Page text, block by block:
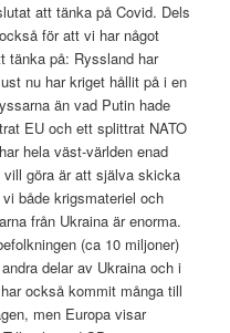
att tänka på Covid. Dels
för att vi har något
tänka på: Ryssland har
nu har kriget hållit på i en
än vad Putin hade
EU och ett splittrat NATO
hela väst-världen enad
göra är att själva skicka
både krigsmateriel och
från Ukraina är enorma.
(ca 10 miljoner)
delar av Ukraina och i
också kommit många till
men Europa visar